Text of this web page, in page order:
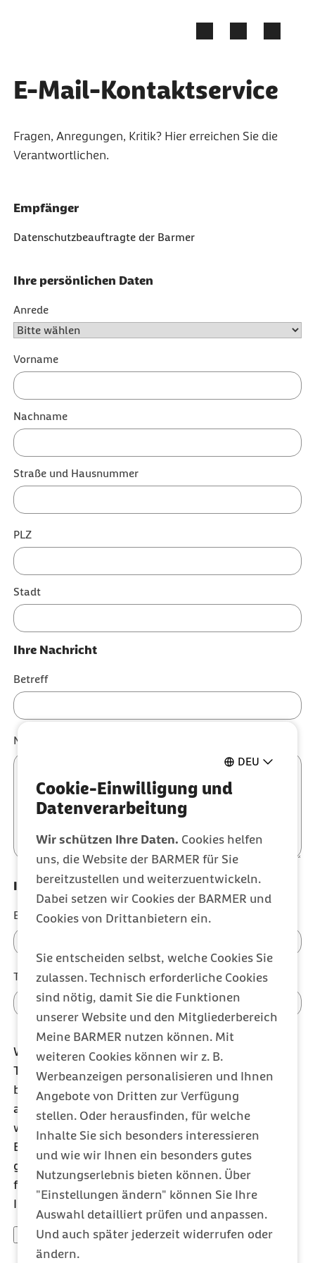
DEU
Cookie-Einwilligung und
Datenverarbeitung
Wir schützen Ihre Daten. Cookies helfen
uns, die Website der BARMER für Sie
bereitzustellen und weiterzuentwickeln.
Dabei setzen wir Cookies der BARMER und
Cookies von Drittanbietern ein.
Sie entscheiden selbst, welche Cookies Sie
zulassen. Technisch erforderliche Cookies
sind nötig, damit Sie die Funktionen
unserer Website und den Mitgliederbereich
Meine BARMER nutzen können. Mit
weiteren Cookies können wir z. B.
Werbeanzeigen personalisieren und Ihnen
Angebote von Dritten zur Verfügung
stellen. Oder herausfinden, für welche
Inhalte Sie sich besonders interessieren
und wie wir Ihnen ein besonders gutes
Nutzungserlebnis bieten können. Über
"Einstellungen ändern" können Sie Ihre
Auswahl detailliert prüfen und anpassen.
Und auch später jederzeit widerrufen oder
ändern.
E-Mail-Kontaktservice
Fragen, Anregungen, Kritik? Hier erreichen Sie die
Verantwortlichen.
Empfänger
Datenschutzbeauftragte der Barmer
Ihre persönlichen Daten
Anrede
Vorname
Nachname
Straße und Hausnummer
PLZ
Stadt
Ihre Nachricht
Betreff
Nachricht (optional)
Ihre Kontaktdaten
E-Mail-Adresse (optional)
Telefonnummer (optional)
Wir benötigen Ihre E-Mail-Adresse bzw. Ihre
Telefonnummer dazu, Ihre Anfrage zu
beantworten. Ihre Daten werden zu keinem
anderen Zweck verwendet und nicht an Dritte
weitergeleitet. Nach der vollständigen
Beantwortung Ihrer E-Mail werden die Daten
gelöscht. In unseren
Datenschutz-Hinweisen
finden Sie weitere Informationen zur Verarbeitung
Ihrer Daten und zu Ihren Rechten.
Ich habe den Datenschutzhinweis gelesen und bin
mit dem darin beschriebenen Umgang mit meinen